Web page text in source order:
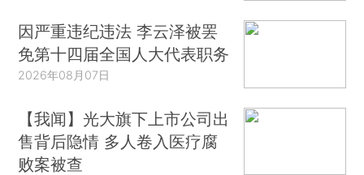
因严重违纪违法 李云泽被罢
免第十四届全国人大代表职务
2026年08月07日
【我闻】光大旗下上市公司出
售背后隐情 多人卷入医疗腐
败案被查